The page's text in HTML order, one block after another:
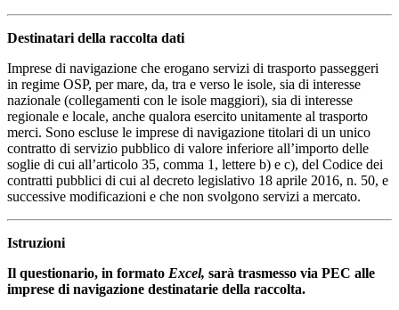
Destinatari della raccolta dati
Imprese di navigazione che erogano servizi di trasporto passeggeri
in regime OSP, per mare, da, tra e verso le isole, sia di interesse
nazionale (collegamenti con le isole maggiori), sia di interesse
regionale e locale, anche qualora esercito unitamente al trasporto
merci. Sono escluse le imprese di navigazione titolari di un unico
contratto di servizio pubblico di valore inferiore all’importo delle
soglie di cui all’articolo 35, comma 1, lettere b) e c), del Codice dei
contratti pubblici di cui al decreto legislativo 18 aprile 2016, n. 50, e
successive modificazioni e che non svolgono servizi a mercato.
Istruzioni
Il questionario, in formato Excel, sarà trasmesso via PEC alle
imprese di navigazione destinatarie della raccolta.